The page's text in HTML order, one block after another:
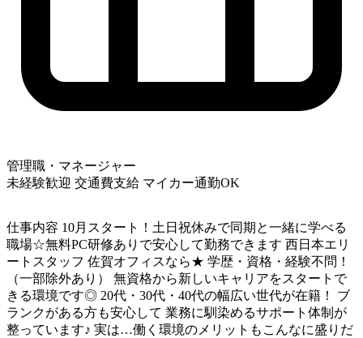
管理職・マネージャー
未経験歓迎 交通費支給 マイカー通勤OK
仕事内容 10月スタート！土日祝休みで同期と一緒に学べる
職場☆無料PC研修ありで安心して勤務できます 西日本エリ
ートスタッフ 佐賀オフィスなら★ 学歴・資格・経験不問！
（一部除外あり） 無資格から新しいキャリアをスタートで
きる環境です◎ 20代・30代・40代の幅広い世代が在籍！ ブ
ランクがある方も安心して 業務に馴染めるサポート体制が
整っています♪ 実は…働く環境のメリットもこんなに盛りだ